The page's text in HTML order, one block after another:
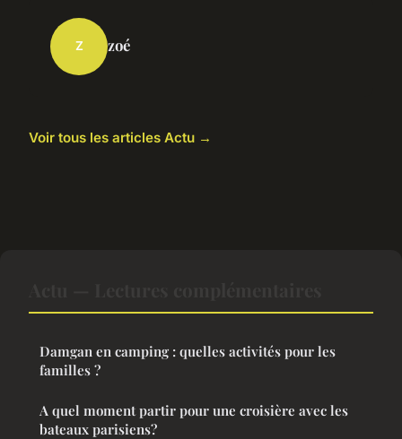
Z zoé
Voir tous les articles Actu →
Damgan en camping : quelles activités pour les
familles ?
A quel moment partir pour une croisière avec les
bateaux parisiens?